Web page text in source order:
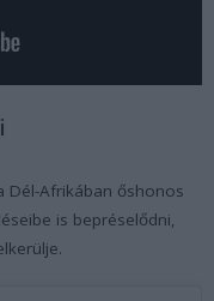
Dél-Afrikában őshonos
is bepréselődni,